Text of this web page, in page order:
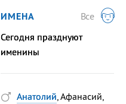
ИМЕНА
Все
Сегодня празднуют
именины
Анатолий, Афанасий,